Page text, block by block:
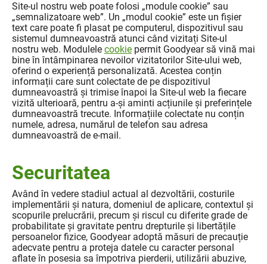
Site-ul nostru web poate folosi „module cookie” sau
„semnalizatoare web”. Un „modul cookie” este un fișier
text care poate fi plasat pe computerul, dispozitivul sau
sistemul dumneavoastră atunci când vizitați Site-ul
nostru web. Modulele cookie permit Goodyear să vină mai
bine în întâmpinarea nevoilor vizitatorilor Site-ului web,
oferind o experiență personalizată. Acestea conțin
informații care sunt colectate de pe dispozitivul
dumneavoastră și trimise înapoi la Site-ul web la fiecare
vizită ulterioară, pentru a-și aminti acțiunile și preferințele
dumneavoastră trecute. Informațiile colectate nu conțin
numele, adresa, numărul de telefon sau adresa
dumneavoastră de e-mail.
Securitatea
Având în vedere stadiul actual al dezvoltării, costurile
implementării și natura, domeniul de aplicare, contextul și
scopurile prelucrării, precum și riscul cu diferite grade de
probabilitate și gravitate pentru drepturile și libertățile
persoanelor fizice, Goodyear adoptă măsuri de precauție
adecvate pentru a proteja datele cu caracter personal
aflate în posesia sa împotriva pierderii, utilizării abuzive,